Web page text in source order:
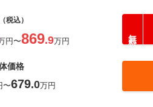
（税込）
円〜869.9万円
価格
〜679.0万円